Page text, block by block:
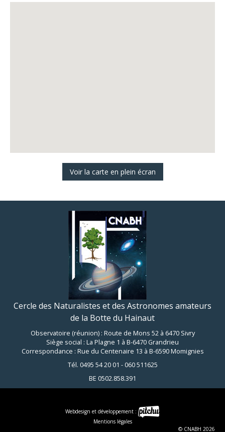
Voir la carte en plein écran
Cercle des Naturalistes et des Astronomes amateurs
de la Botte du Hainaut
Observatoire (réunion) : Route de Mons 52 à 6470 Sivry
Siège social : La Plagne 1 à B-6470 Grandrieu
Correspondance : Rue du Centenaire 13 à B-6590 Momignies
Tél. 0495 54 20 01 - 060 511625
BE 0502.858.391
Webdesign et développement :
Mentions légales
© CNABH 2026